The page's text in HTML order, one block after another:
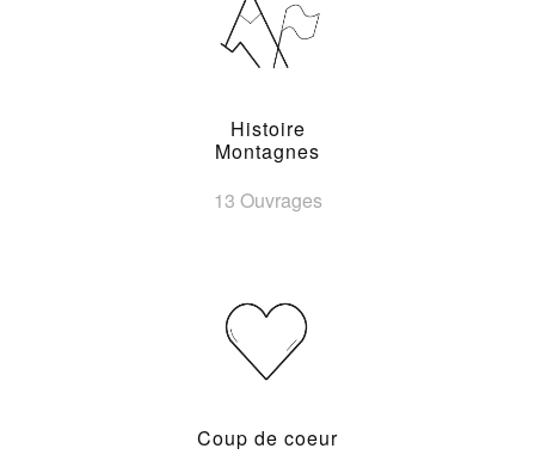
Histoire
Montagnes
13 Ouvrages
Coup de coeur